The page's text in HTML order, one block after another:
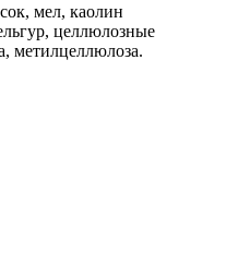
мел, каолин
целлюлозные
метилцеллюлоза.